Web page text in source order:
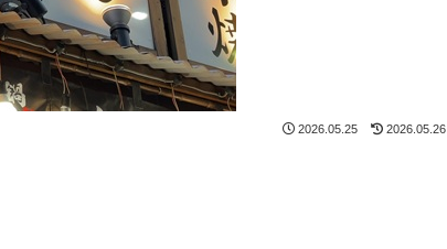
2026.05.25 2026.05.26